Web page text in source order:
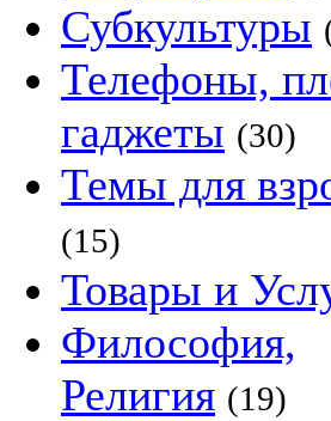
Субкультуры
Телефоны,
гаджеты (30)
Темы для
(15)
Товары и
Философия,
Религия (19)